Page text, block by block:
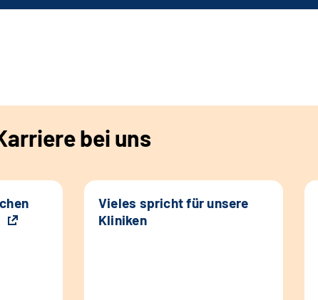
bei uns
Vieles spricht für unsere
Kliniken